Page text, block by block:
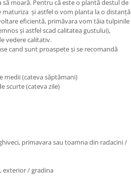
moară. Pentru că este o plantă destul de
și astfel o vom planta la o distanță
eficientă, primăvara vom tăia tulpinile
și astfel scad calitatea gustului),
vedere calitativ.
cand sunt proaspete și se recomandă
medii (cateva săptămani)
scurte (cateva zile)
primavara sau toamna din radacini /
exterior / gradina